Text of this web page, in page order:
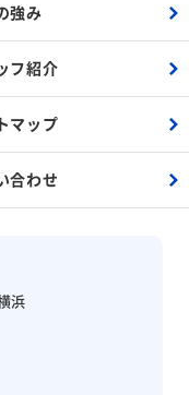
浜
強み
フ紹介
マップ
合わせ